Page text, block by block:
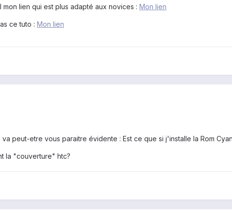
lien qui est plus adapté aux novices : Mon lien
ce tuto : Mon lien
peut-etre vous paraitre évidente : Est ce que si j'installe la Rom
la "couverture" htc?